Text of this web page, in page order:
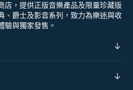
店，提供正版音樂產品及限量珍藏版
、爵士及影音系列，致力為樂迷與收
驗與獨家發售。